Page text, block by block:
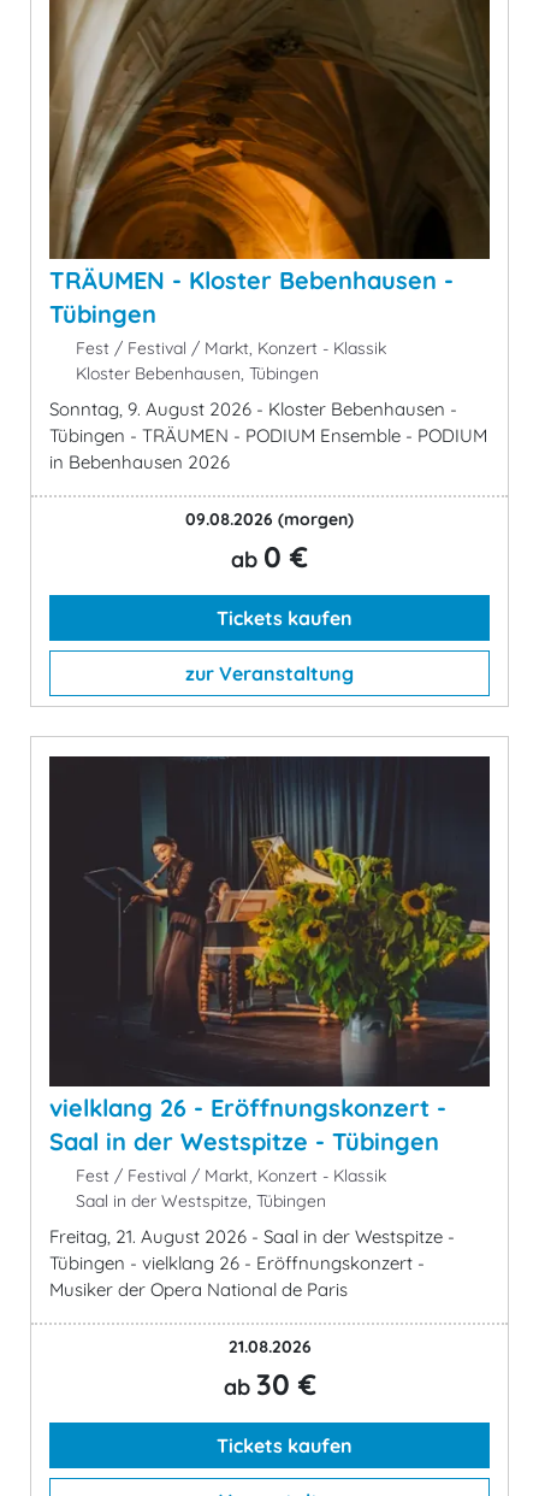
TRÄUMEN - Kloster Bebenhausen -
Tübingen
Fest / Festival / Markt, Konzert - Klassik
Kloster Bebenhausen, Tübingen
Sonntag, 9. August 2026 - Kloster Bebenhausen -
Tübingen - TRÄUMEN - PODIUM Ensemble - PODIUM
in Bebenhausen 2026
09.08.2026 (morgen)
ab 0 €
Tickets kaufen
zur Veranstaltung
vielklang 26 - Eröffnungskonzert -
Saal in der Westspitze - Tübingen
Fest / Festival / Markt, Konzert - Klassik
Saal in der Westspitze, Tübingen
Freitag, 21. August 2026 - Saal in der Westspitze -
Tübingen - vielklang 26 - Eröffnungskonzert -
Musiker der Opera National de Paris
21.08.2026
ab 30 €
Tickets kaufen